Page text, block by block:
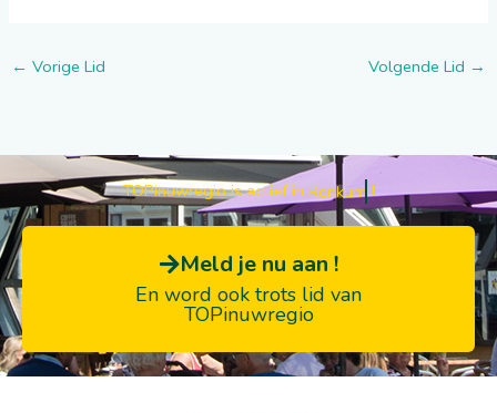
← Vorige Lid Volgende Lid →
TOPinuwregio is actief in Renkum!
Meld je nu aan !
En word ook trots lid van
TOPinuwregio